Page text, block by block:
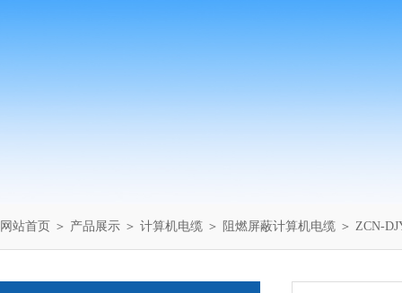
网站首页 ＞ 产品展示 ＞ 计算机电缆 ＞ 阻燃屏蔽计算机电缆 ＞ ZCN-